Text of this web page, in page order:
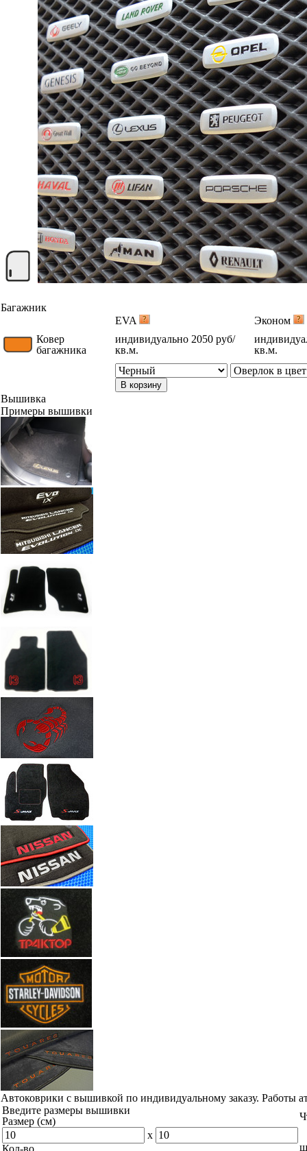
Багажник
EVA
Эконом
Ковер
багажника
индивидуально 2050 руб/
кв.м.
кв.м.
В корзину
Вышивка
Примеры вышивки
Автоковрики с вышивкой по индивидуальному заказу. Работы
Введите размеры вышивки
Размер (см)
x
Кол-во